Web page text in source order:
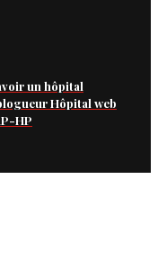
un hôpital
Hôpital web
HP